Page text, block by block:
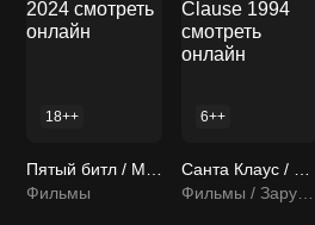
18++
Фильмы
6++